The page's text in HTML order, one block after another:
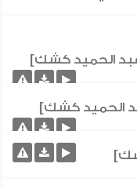
الحميد كشك]
الحميد كشك]